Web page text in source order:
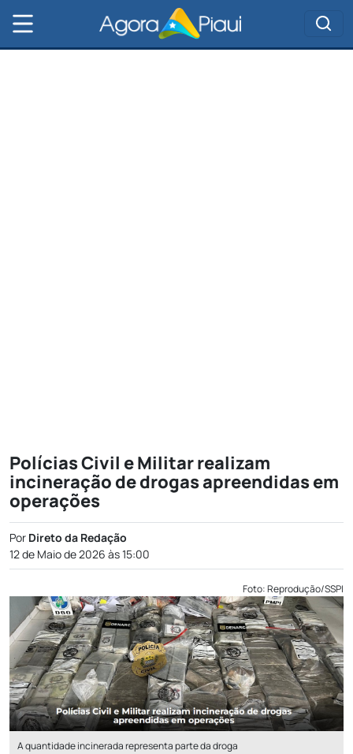
Polícias Civil e Militar realizam
incineração de drogas apreendidas em
operações
Por Direto da Redação
12 de Maio de 2026 às 15:00
Foto: Reprodução/SSPI
A quantidade incinerada representa parte da droga